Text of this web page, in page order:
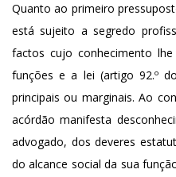
Quanto ao primeiro
está sujeito a segredo
factos cujo conhecimento
funções e a lei (artigo 92.º
principais ou marginais. Ao
acórdão manifesta
advogado, dos deveres
do alcance social da sua